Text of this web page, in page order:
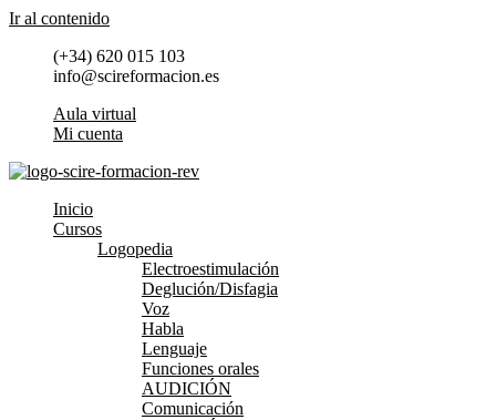
Ir al contenido
(+34) 620 015 103
info@scireformacion.es
Aula virtual
Mi cuenta
Inicio
Cursos
Logopedia
Electroestimulación
Deglución/Disfagia
Voz
Habla
Lenguaje
Funciones orales
AUDICIÓN
Comunicación